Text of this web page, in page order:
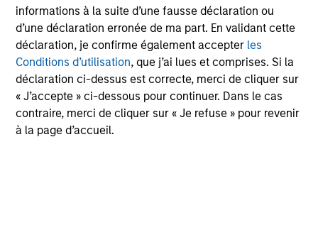
informations à la suite d’une fausse déclaration ou
d’une déclaration erronée de ma part. En validant cette
déclaration, je confirme également accepter les
Conditions d’utilisation, que j’ai lues et comprises. Si la
déclaration ci-dessus est correcte, merci de cliquer sur
« J’accepte » ci-dessous pour continuer. Dans le cas
contraire, merci de cliquer sur « Je refuse » pour revenir
à la page d’accueil.
Craig Brandon on CNBC The
Exchange
Craig Brandon, co-head of municipals at
Morgan Stanley Investment Management, joins
CNBC The Exchange to discuss views about
how the municipal bond market can potentially
weather volatility during times of uncertainty,
how a slowdown could impact the sector, and